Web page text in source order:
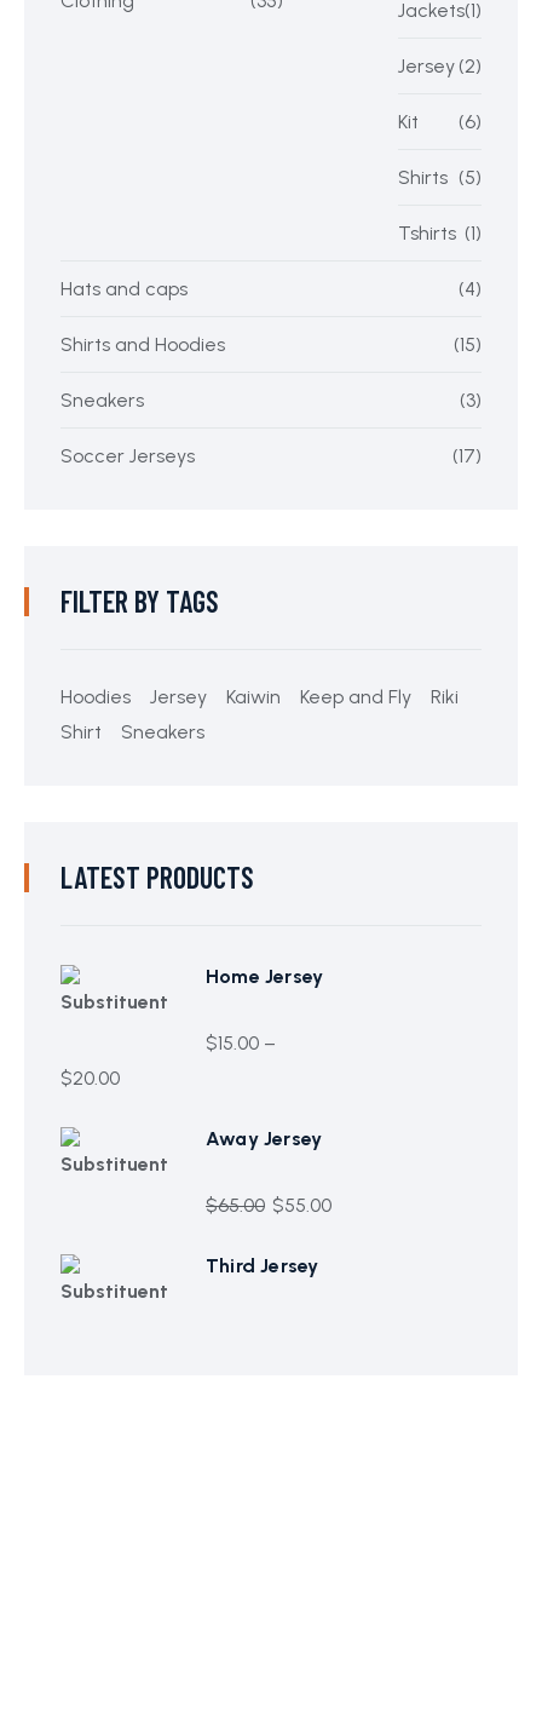
Jackets(1)
Jersey (2)
Kit (6)
Shirts (5)
Tshirts (1)
Hats and caps (4)
Shirts and Hoodies (15)
Sneakers (3)
Soccer Jerseys (17)
FILTER BY TAGS
Hoodies Jersey Kaiwin Keep and Fly
Riki
Shirt
Sneakers
LATEST PRODUCTS
Home Jersey
$15.00 –
$20.00
Away Jersey
$65.00 $55.00
Third Jersey